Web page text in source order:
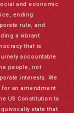
and economic
ending
rule, and
a vibrant
that is
accountable
people, not
interests. We
for an amendment
US Constitution to
state that